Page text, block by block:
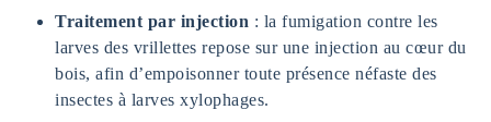
Traitement par injection : la fumigation contre les
larves des vrillettes repose sur une injection au cœur du
bois, afin d’empoisonner toute présence néfaste des
insectes à larves xylophages.